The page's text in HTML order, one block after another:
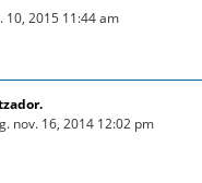
10, 2015 11:44 am
nov. 16, 2014 12:02 pm